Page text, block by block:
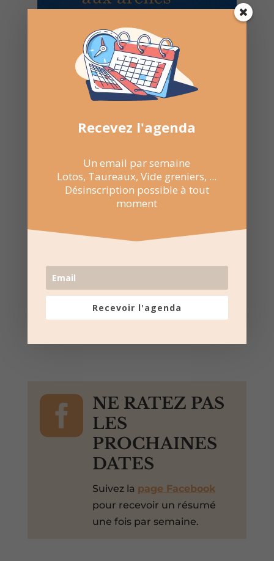
Allée Frédéric Mistral,
Sommières, Gard, 30250, France,
+ Google Map
Toro Piscine et Toro Mousse

NE RATEZ PAS
LES
PROCHAINES
DATES
Suivez la page Facebook
pour recevoir un résumé
une fois par semaine.
Recevez l'agenda
Un email par semaine
Lotos, Taureaux, Vide greniers, ...
Désinscription possible à tout
moment
Recevoir l'agenda